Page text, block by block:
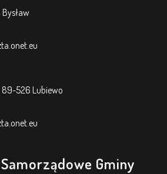
89-526 Lubiewo
Gminy